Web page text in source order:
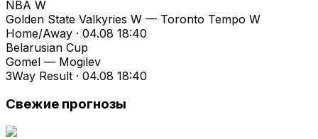
NBA W
Golden State Valkyries W — Toronto Tempo W
Home/Away · 04.08 18:40
Belarusian Cup
Gomel — Mogilev
3Way Result · 04.08 18:40
Свежие прогнозы